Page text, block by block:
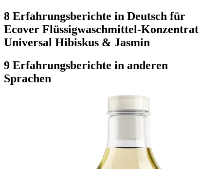
8 Erfahrungsberichte in Deutsch für
Ecover Flüssigwaschmittel-Konzentrat
Universal Hibiskus & Jasmin
9 Erfahrungsberichte in anderen
Sprachen